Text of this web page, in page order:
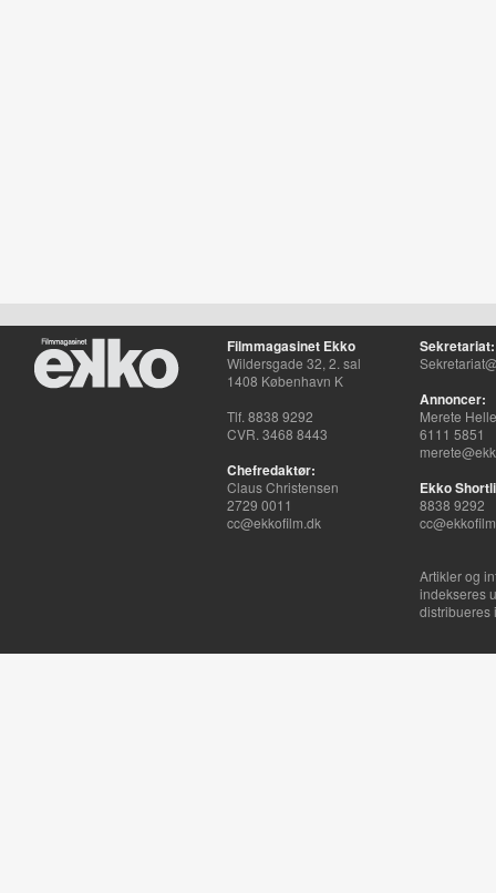
Filmmagasinet Ekko
Wildersgade 32, 2. sal
1408 København K
Tlf. 8838 9292
CVR. 3468 8443
Chefredaktør:
Claus Christensen
2729 0011
cc@ekkofilm.dk
Sekretariat:
Annoncer:
Merete
6111 5851
Ekko
8838 9292
Artikler og
indekseres
distribueres